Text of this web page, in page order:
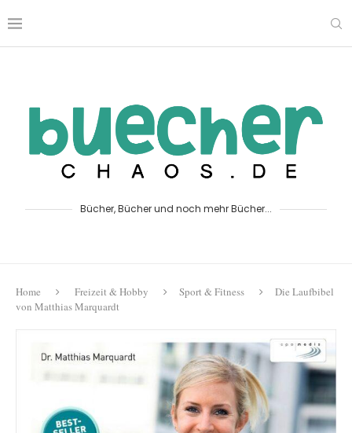
Bücher, Bücher und noch mehr Bücher...
Home Freizeit & Hobby Sport & Fitness
Die Laufbibel
von Matthias Marquardt